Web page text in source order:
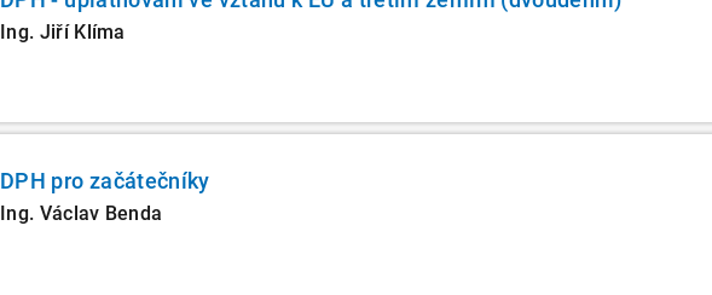
Ing. Jiří Klíma
DPH pro začátečníky
Ing. Václav Benda